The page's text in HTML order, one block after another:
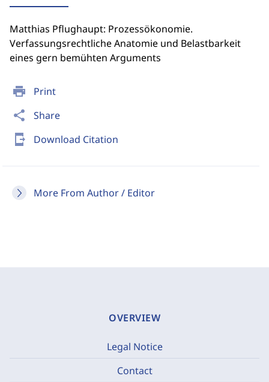
print Print
share Share
send_to_mobile Download Citation
More From Author / Editor
Matthias Pflughaupt: Prozessökonomie.
Verfassungsrechtliche Anatomie und Belastbarkeit
eines gern bemühten Arguments
OVERVIEW
Legal Notice
Contact